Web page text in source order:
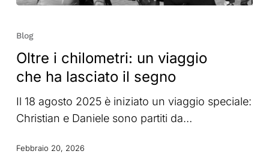
i
un
viaggio
che
ha
il
Blog
Oltre i chilometri: un viaggio
che ha lasciato il segno
Il 18 agosto 2025 è iniziato un viaggio speciale:
Christian e Daniele sono partiti da…
Febbraio 20, 2026